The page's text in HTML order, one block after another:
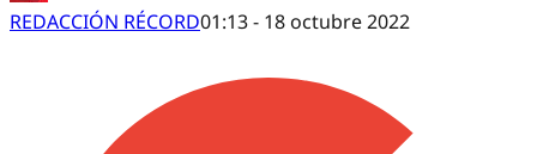
REDACCIÓN RÉCORD01:13 - 18 octubre 2022